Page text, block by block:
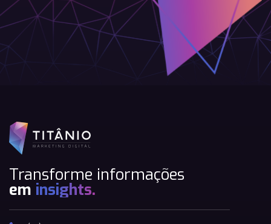
Transforme informações
em insights.